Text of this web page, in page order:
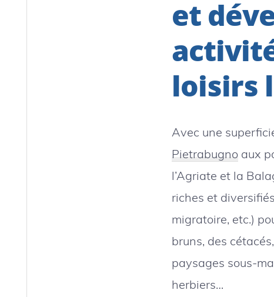
et
loisirs
Avec une
Pietrabugno aux
l’Agriate et la
riches et
migratoire, etc.)
bruns, des
paysages sous-
herbiers…